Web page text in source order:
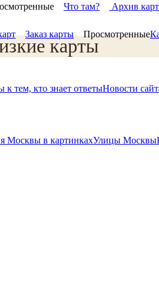
Что там? Архив карт
Заказ карты Просмотренные
к тем, кто знает ответыНовости
Москвы в картинкахУлицы Москвы
карты